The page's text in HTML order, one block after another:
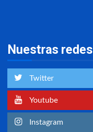
Nuestras redes
Twitter
Youtube
Instagram